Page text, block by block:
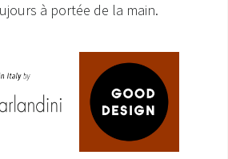
à portée de la main.